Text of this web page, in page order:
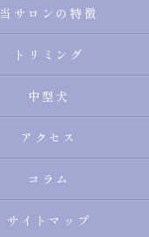
当サロンの特徴
トリミング
中型犬
アクセス
コラム
サイトマップ